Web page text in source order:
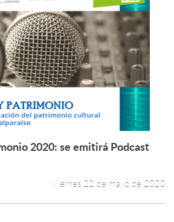
Leer más +
2020: se emitirá Podcast
Viernes 22 de mayo de 2020